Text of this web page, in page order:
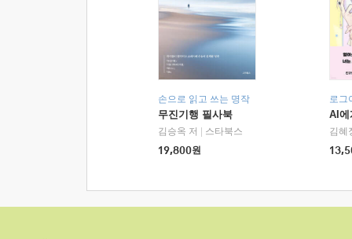
손으로 읽고 쓰는 명작
무진기행 필사북
김승옥 저
스타북스
19,800원
로그
AI에
김혜